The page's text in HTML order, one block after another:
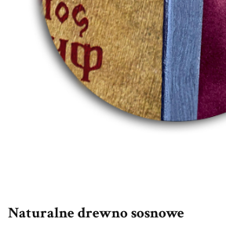
Naturalne drewno sosnowe